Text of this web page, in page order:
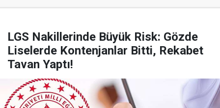
LGS Nakillerinde Büyük Risk: Gözde
Liselerde Kontenjanlar Bitti, Rekabet
Tavan Yaptı!